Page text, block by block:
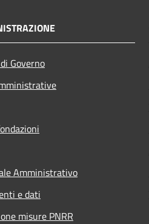
Governo
Amministrativo
e dati
misure PNRR